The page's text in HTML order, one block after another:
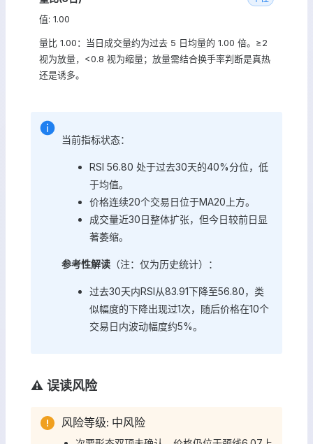
值: 1.00
量比 1.00：当日成交量约为过去 5 日均量的 1.00 倍。≥2
视为放量，<0.8 视为缩量；放量需结合换手率判断是真热
还是诱多。
当前指标状态：
RSI 56.80 处于过去30天的40%分位，低
于均值。
价格连续20个交易日位于MA20上方。
成交量近30日整体扩张，但今日较前日显
著萎缩。
参考性解读 （注：仅为历史统计）：
过去30天内RSI从83.91下降至56.80，类
似幅度的下降出现过1次，随后价格在10个
交易日内波动幅度约5%。
⚠️ 误读风险
风险等级: 中风险